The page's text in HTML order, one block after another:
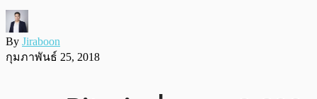
By Jiraboon
กุมภาพันธ์ 25, 2018